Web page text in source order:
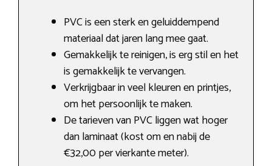
PVC is een sterk en geluiddempend
materiaal dat jaren lang mee gaat.
Gemakkelijk te reinigen, is erg stil en het
is gemakkelijk te vervangen.
Verkrijgbaar in veel kleuren en printjes,
om het persoonlijk te maken.
De tarieven van PVC liggen wat hoger
dan laminaat (kost om en nabij de
€32,00 per vierkante meter).